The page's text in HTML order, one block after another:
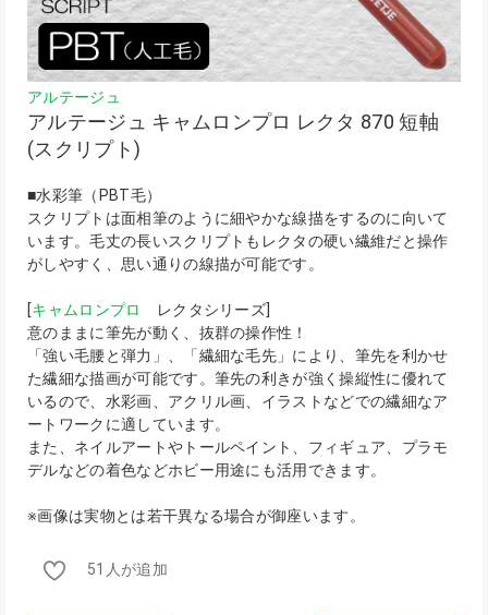
アルテージュ
アルテージュ キャムロンプロ レクタ 870 短軸
(スクリプト)
■水彩筆（PBT毛）
スクリプトは面相筆のように細やかな線描をするのに向いて
います。毛丈の長いスクリプトもレクタの硬い繊維だと操作
がしやすく、思い通りの線描が可能です。
[キャムロンプロ
レクタシリーズ]
意のままに筆先が動く、抜群の操作性！
「強い毛腰と弾力」、「繊細な毛先」により、筆先を利かせ
た繊細な描画が可能です。筆先の利きが強く操縦性に優れて
いるので、水彩画、アクリル画、イラストなどでの繊細なア
ートワークに適しています。
また、ネイルアートやトールペイント、フィギュア、プラモ
デルなどの着色などホビー用途にも活用できます。
※画像は実物とは若干異なる場合が御座います。
51人が追加